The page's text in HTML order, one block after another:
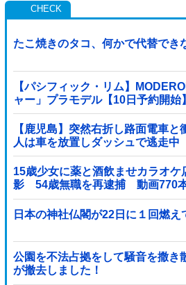
たこ焼きのタコ、何かで代替でき
【パシフィック・リム】
ャー」プラモデル【10日予約開始】
【鹿児島】突然右折し路面電車
人は車を放置しダッシュで逃走中
15歳少女に薬と酒飲ませカラオケ
影 54歳無職を再逮捕 動画770
日本の神社仏閣が22日に１回燃え
公園を不法占拠をして騒音を撒き
が撤去しました！